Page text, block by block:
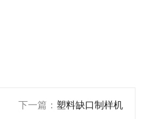
下一篇： 塑料缺口制样机